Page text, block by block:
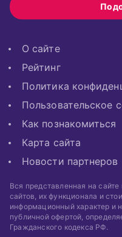
О сайте
Рейтинг
Политика
Пользовательское
Как познакомиться
Карта сайта
Новости партнеров
Вся представленная на
сайтов, их функционала и
информационный характер и
публичной офертой,
Гражданского кодекса РФ.